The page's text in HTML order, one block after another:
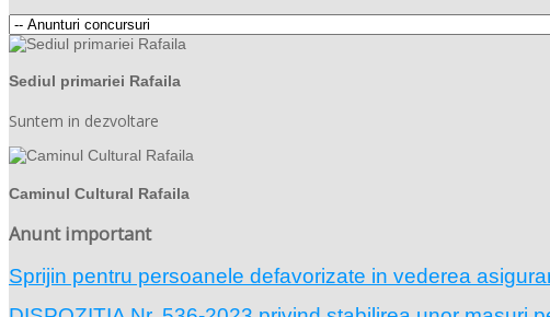
Sediul primariei Rafaila
Suntem in dezvoltare
Caminul Cultural Rafaila
Anunt important
Sprijin pentru persoanele defavorizate in vederea